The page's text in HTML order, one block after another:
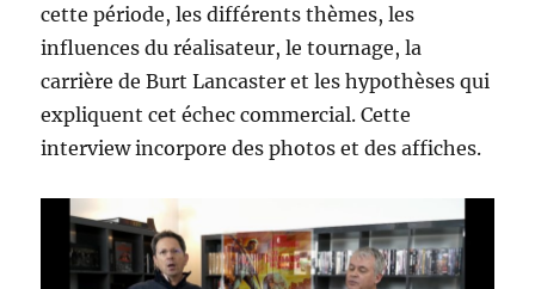
cette période, les différents thèmes, les
influences du réalisateur, le tournage, la
carrière de Burt Lancaster et les hypothèses qui
expliquent cet échec commercial. Cette
interview incorpore des photos et des affiches.